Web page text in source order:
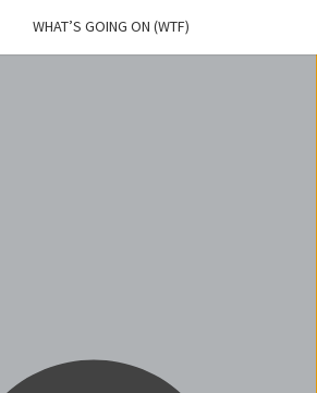
WHAT’S GOING ON (WTF)